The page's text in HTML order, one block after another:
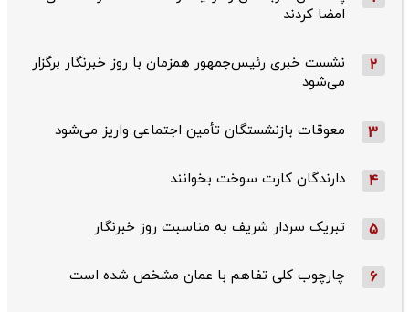
امضا کردند
2
نشست خبری رئیس‌جمهور همزمان با روز خبرنگار برگزار
می‌شود
3 معوقات بازنشستگان تأمین اجتماعی واریز می‌شود
4 دارندگان کارت سوخت بخوانند
5 تبریک سردار شریف به مناسبت روز خبرنگار
6 چارچوب کلی تفاهم با عمان مشخص شده است